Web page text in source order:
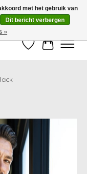
vandaag verzonden!
Verlanglijst
met het gebruik van
Dit bericht verbergen
»